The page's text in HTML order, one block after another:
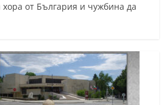
от България и чужбина да